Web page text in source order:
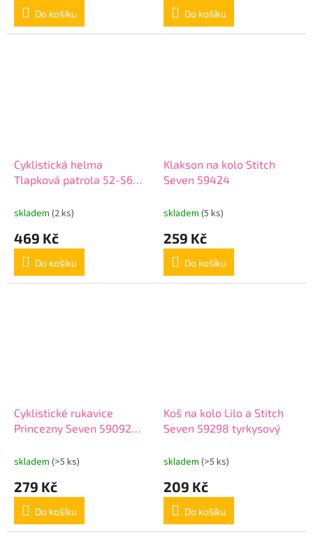
Do košíku Do košíku
Cyklistická helma
Tlapková patrola 52-56
skladem (2 ks)
469 Kč
Do košíku
Klakson na kolo Stitch
Seven 59424
skladem (5 ks)
259 Kč
Do košíku
Cyklistické rukavice
Princezny Seven 59092
skladem (>5 ks)
279 Kč
Do košíku
Koš na kolo Lilo a Stitch
Seven 59298 tyrkysový
skladem (>5 ks)
209 Kč
Do košíku